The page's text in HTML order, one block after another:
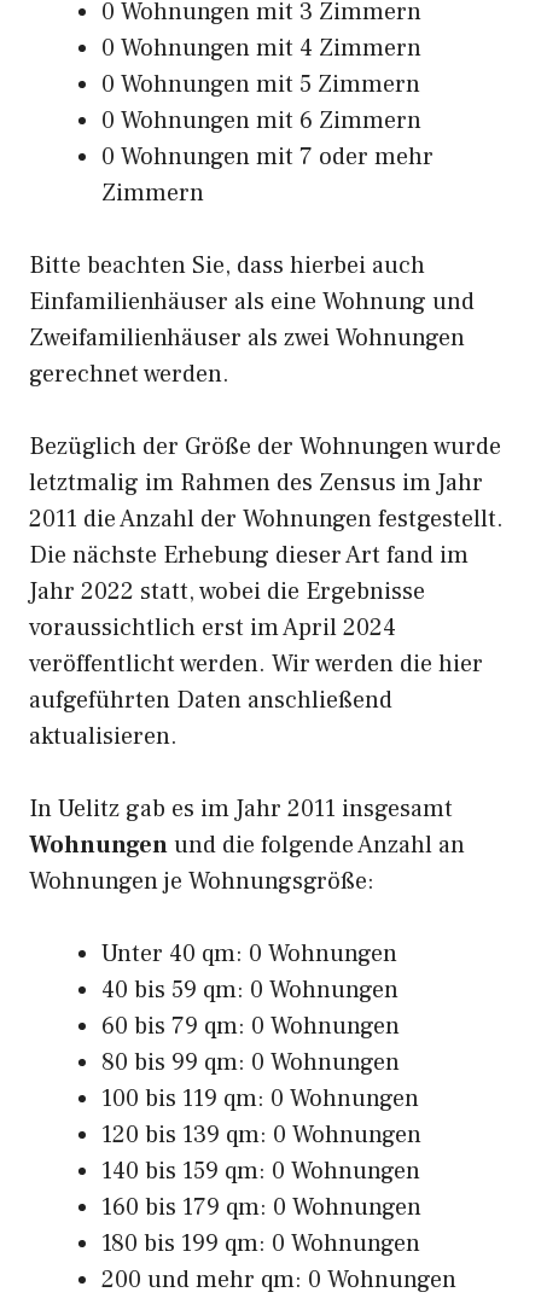
0 Wohnungen mit 3 Zimmern
0 Wohnungen mit 4 Zimmern
0 Wohnungen mit 5 Zimmern
0 Wohnungen mit 6 Zimmern
0 Wohnungen mit 7 oder mehr
Zimmern
Bitte beachten Sie, dass hierbei auch
Einfamilienhäuser als eine Wohnung und
Zweifamilienhäuser als zwei Wohnungen
gerechnet werden.
Bezüglich der Größe der Wohnungen wurde
letztmalig im Rahmen des Zensus im Jahr
2011 die Anzahl der Wohnungen festgestellt.
Die nächste Erhebung dieser Art fand im
Jahr 2022 statt, wobei die Ergebnisse
voraussichtlich erst im April 2024
veröffentlicht werden. Wir werden die hier
aufgeführten Daten anschließend
aktualisieren.
In Uelitz gab es im Jahr 2011 insgesamt
Wohnungenund die folgende Anzahl an
Wohnungen je Wohnungsgröße:
Unter 40 qm: 0 Wohnungen
40 bis 59 qm: 0 Wohnungen
60 bis 79 qm: 0 Wohnungen
80 bis 99 qm: 0 Wohnungen
100 bis 119 qm: 0 Wohnungen
120 bis 139 qm: 0 Wohnungen
140 bis 159 qm: 0 Wohnungen
160 bis 179 qm: 0 Wohnungen
180 bis 199 qm: 0 Wohnungen
200 und mehr qm: 0 Wohnungen